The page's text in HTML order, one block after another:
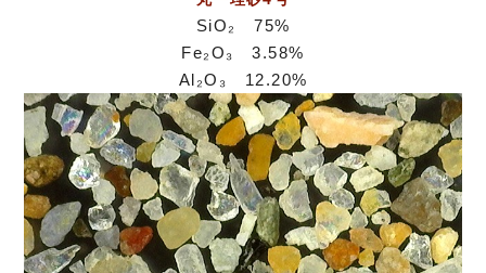
SiO₂ 75%
Fe₂O₃ 3.58%
Al₂O₃ 12.20%